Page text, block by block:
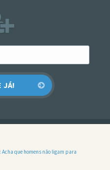
Acha que homens não ligam para